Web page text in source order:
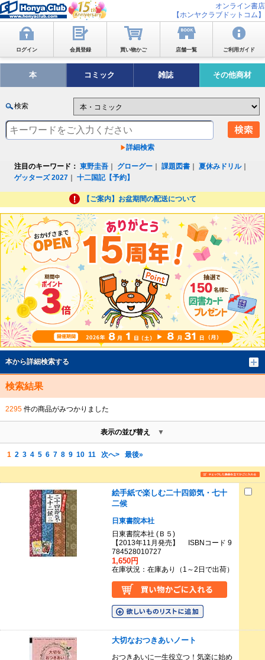
オンライン書店
【ホンヤクラブドットコム】
ログイン 会員登録 買い物かご 店舗一覧 ご利用ガイド
本 コミック 雑誌 その他商材
検索
詳細検索
注目のキーワード： 東野圭吾 グローグー ｜課題図書 ｜夏休みドリル｜
ゲッターズ 2027 ｜十二国記【予約】
【ご案内】お盆期間の配送について
本から詳細検索する
検索結果
2295件の商品がみつかりました
表示の並び替え
1 2 3 4 5 6 7 8 9 10 11 次へ> 最後»
絵手紙で楽しむ二十四節気・七十
二候
日東書院本社
日東書院本社 (Ｂ５)
【2013年11月発売】 ISBNコード 9
784528010727
1,650円
在庫状況：在庫あり（1～2日で出荷）
大切なおつきあいノート
おつきあいに一生役立つ！気楽に始め